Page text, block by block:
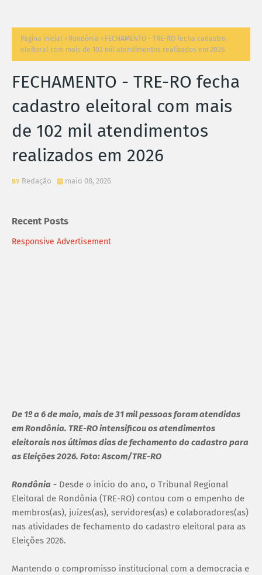
Página inicial Rondônia
FECHAMENTO - TRE-RO fecha cadastro
eleitoral com mais de 102 mil atendimentos realizados em 2026
FECHAMENTO - TRE-RO fecha
cadastro eleitoral com mais
de 102 mil atendimentos
realizados em 2026
Redação maio 08, 2026
Recent Posts
Responsive Advertisement
De 1º a 6 de maio, mais de 31 mil pessoas foram atendidas
em Rondônia. TRE-RO intensificou os atendimentos
eleitorais nos últimos dias de fechamento do cadastro para
as Eleições 2026. Foto: Ascom/TRE-RO
Rondônia - Desde o início do ano, o Tribunal Regional
Eleitoral de Rondônia (TRE-RO) contou com o empenho de
membros(as), juízes(as), servidores(as) e colaboradores(as)
nas atividades de fechamento do cadastro eleitoral para as
Eleições 2026.
Mantendo o compromisso institucional com a democracia e